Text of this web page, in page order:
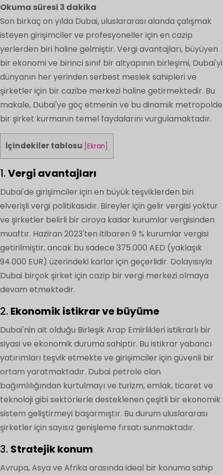
Okuma süresi 3 dakika
Son birkaç on yılda Dubai, uluslararası alanda çalışmak
isteyen girişimciler ve profesyoneller için en cazip
yerlerden biri haline gelmiştir. Vergi avantajları, büyüyen
bir ekonomi ve birinci sınıf bir altyapının birleşimi, Dubai'yi
dünyanın her yerinden serbest meslek sahipleri ve
şirketler için bir cazibe merkezi haline getirmektedir. Bu
makale, Dubai'ye göç etmenin ve bu dinamik metropolde
bir şirket kurmanın temel faydalarını vurgulamaktadır.
İçindekiler tablosu Ekran
1.Vergi avantajları
Dubai'de girişimciler için en büyük teşviklerden biri
elverişli vergi politikasıdır. Bireyler için gelir vergisi yoktur
ve şirketler belirli bir ciroya kadar kurumlar vergisinden
muaftır. Haziran 2023'ten itibaren 9 % kurumlar vergisi
getirilmiştir, ancak bu sadece 375.000 AED (yaklaşık
94.000 EUR) üzerindeki karlar için geçerlidir. Dolayısıyla
Dubai birçok şirket için cazip bir vergi merkezi olmaya
devam etmektedir.
2. Ekonomik istikrar ve büyüme
Dubai'nin ait olduğu Birleşik Arap Emirlikleri istikrarlı bir
siyasi ve ekonomik duruma sahiptir. Bu istikrar yabancı
yatırımları teşvik etmekte ve girişimciler için güvenli bir
ortam yaratmaktadır. Dubai petrole olan
bağımlılığından kurtulmayı ve turizm, emlak, ticaret ve
teknoloji gibi sektörlerle desteklenen çeşitli bir ekonomik
sistem geliştirmeyi başarmıştır. Bu durum uluslararası
şirketler için sayısız genişleme fırsatı sunmaktadır.
3. Stratejik konum
Avrupa, Asya ve Afrika arasında ideal bir konuma sahip